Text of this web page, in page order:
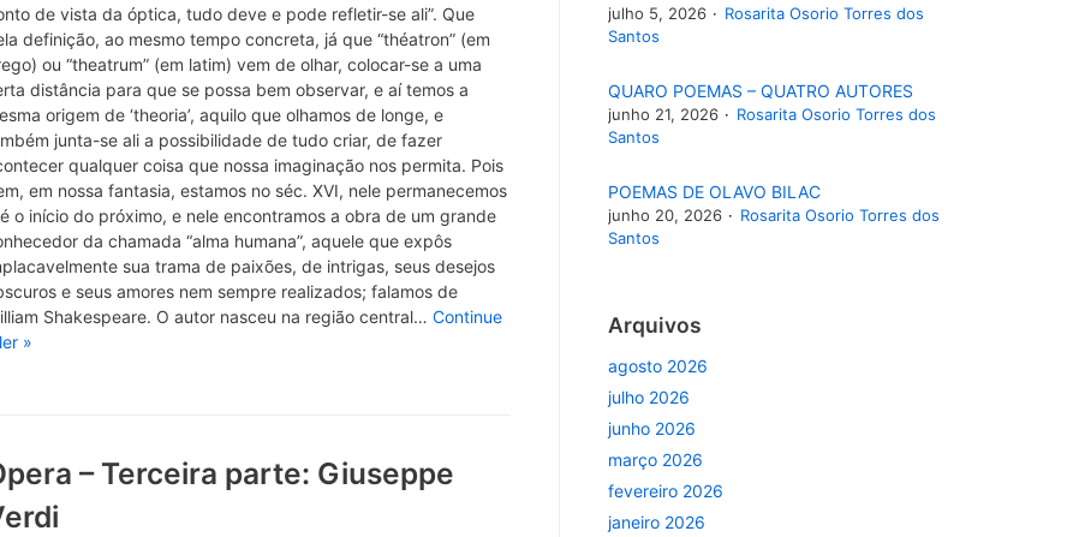
de vista da óptica, tudo deve e pode refletir-se ali”. Que
definição, ao mesmo tempo concreta, já que “théatron” (em
ou “theatrum” (em latim) vem de olhar, colocar-se a uma
distância para que se possa bem observar, e aí temos a
origem de ‘theoria’, aquilo que olhamos de longe, e
junta-se ali a possibilidade de tudo criar, de fazer
qualquer coisa que nossa imaginação nos permita. Pois
em nossa fantasia, estamos no séc. XVI, nele permanecemos
o início do próximo, e nele encontramos a obra de um grande
da chamada “alma humana”, aquele que expôs
sua trama de paixões, de intrigas, seus desejos
e seus amores nem sempre realizados; falamos de
Shakespeare. O autor nasceu na região central… Continue
»
– Terceira parte: Giuseppe
julho 5, 2026
Rosarita Osorio Torres dos
Santos
QUARO POEMAS – QUATRO AUTORES
junho 21, 2026
Rosarita Osorio Torres dos
Santos
POEMAS DE OLAVO BILAC
junho 20, 2026
Rosarita Osorio Torres dos
Santos
Arquivos
agosto 2026
julho 2026
junho 2026
março 2026
fevereiro 2026
janeiro 2026